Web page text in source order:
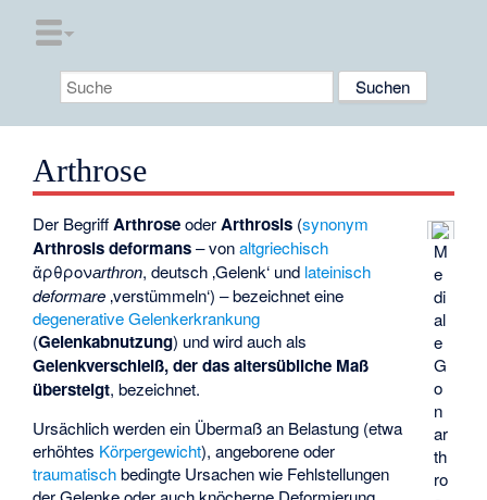
Arthrose
M
e
di
al
e
G
o
n
ar
th
ro
Der BegriffArthroseoderArthrosis (synonym
Arthrosis deformans– vonaltgriechisch
ἄρθρονarthron, deutsch ‚Gelenk‘ und lateinisch
deformare ‚verstümmeln‘) – bezeichnet eine
degenerative Gelenkerkrankung
(Gelenkabnutzung) und wird auch als
Gelenkverschleiß, der das altersübliche Maß
übersteigt, bezeichnet.
Ursächlich werden ein Übermaß an Belastung (etwa
erhöhtes Körpergewicht), angeborene oder
traumatischbedingte Ursachen wie Fehlstellungen